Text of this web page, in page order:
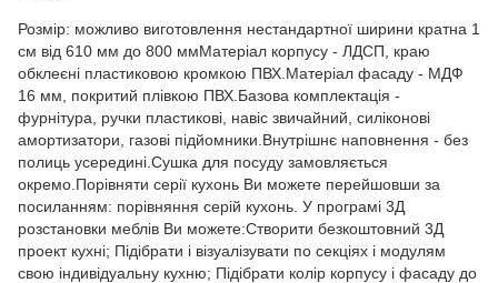
Розмір: можливо виготовлення нестандартної ширини кратна 1
см від 610 мм до 800 ммМатеріал корпусу - ЛДСП, краю
обклеєні пластиковою кромкою ПВХ.Матеріал фасаду - МДФ
16 мм, покритий плівкою ПВХ.Базова комплектація -
фурнітура, ручки пластикові, навіс звичайний, силіконові
амортизатори, газові підйомники.Внутрішнє наповнення - без
полиць усередині.Сушка для посуду замовляється
окремо.Порівняти серії кухонь Ви можете перейшовши за
посиланням: порівняння серій кухонь. У програмі 3Д
розстановки меблів Ви можете:Створити безкоштовний 3Д
проект кухні; Підібрати і візуалізувати по секціях і модулям
свою індивідуальну кухню; Підібрати колір корпусу і фасаду до